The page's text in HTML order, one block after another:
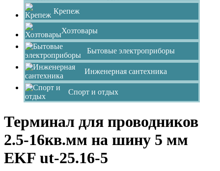
Крепеж
Хозтовары
Бытовые электроприборы
Инженерная сантехника
Спорт и отдых
Терминал для проводников
2.5-16кв.мм на шину 5 мм
EKF ut-25.16-5